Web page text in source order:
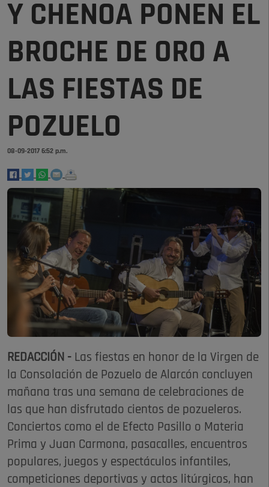
Y CHENOA PONEN EL
BROCHE DE ORO A
LAS FIESTAS DE
POZUELO
08-09-2017 6:52 p.m.
REDACCIÓN - Las fiestas en honor de la Virgen de
la Consolación de Pozuelo de Alarcón concluyen
mañana tras una semana de celebraciones de
las que han disfrutado cientos de pozueleros.
Conciertos como el de Efecto Pasillo o Materia
Prima y Juan Carmona, pasacalles, encuentros
populares, juegos y espectáculos infantiles,
competiciones deportivas y actos litúrgicos, han